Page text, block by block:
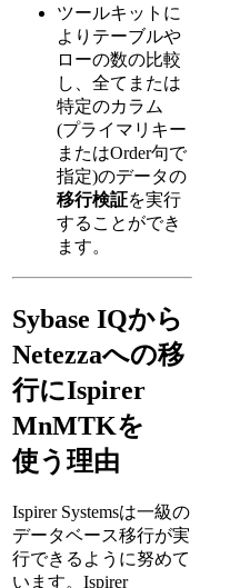
ツールキットに
よりテーブルや
ローの数の比較
し、全てまたは
特定のカラム
(プライマリキー
またはOrder句で
指定)のデータの
移行検証を実行
することができ
ます。
Sybase IQから
Netezzaへの移
行にIspirer
MnMTKを
使う理由
Ispirer Systemsは一級の
データベース移行が実
行できるように努めて
います。Ispirer